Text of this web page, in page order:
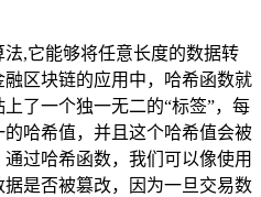
,它能够将任意长度的数据转
区块链的应用中，哈希函数就
了一个独一无二的“标签”，每
哈希值，并且这个哈希值会被
过哈希函数，我们可以像使用
是否被篡改，因为一旦交易数